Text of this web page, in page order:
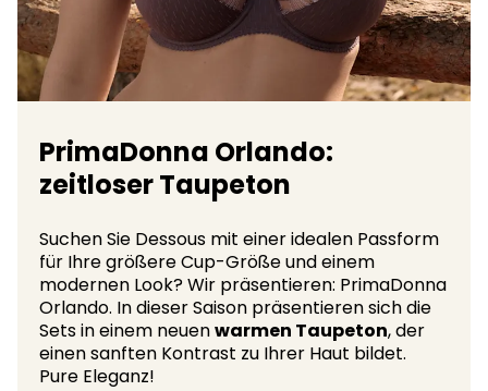
PrimaDonna Orlando:
zeitloser Taupeton
Suchen Sie Dessous mit einer idealen Passform
für Ihre größere Cup-Größe und einem
modernen Look? Wir präsentieren: PrimaDonna
Orlando. In dieser Saison präsentieren sich die
Sets in einem neuenwarmen Taupeton, der
einen sanften Kontrast zu Ihrer Haut bildet.
Pure Eleganz!